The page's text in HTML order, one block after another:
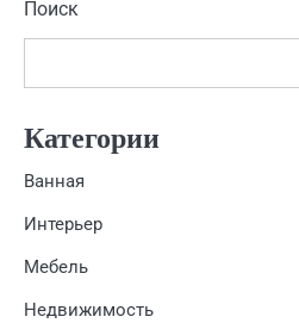
Поиск
Категории
Ванная
Интерьер
Мебель
Недвижимость